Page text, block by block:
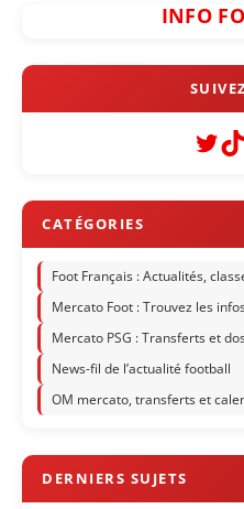
INFO
Foot Français : Actualités,
Mercato Foot : Trouvez les
Mercato PSG : Transferts et
News-fil de l’actualité football
OM mercato, transferts et